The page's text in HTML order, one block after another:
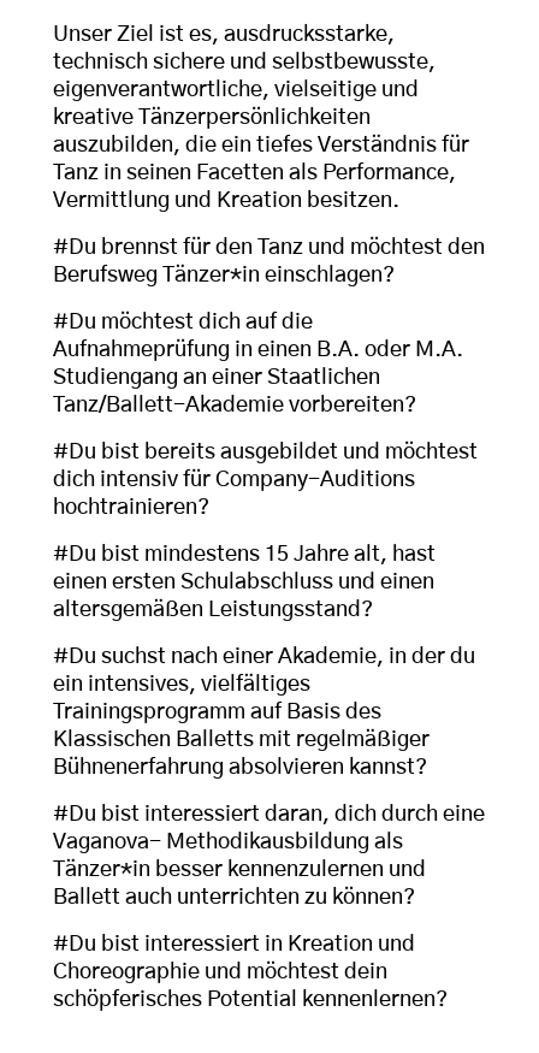
Unser Ziel ist es, ausdrucksstarke,
technisch sichere und selbstbewusste,
eigenverantwortliche, vielseitige und
kreative Tänzerpersönlichkeiten
auszubilden, die ein tiefes Verständnis für
Tanz in seinen Facetten als Performance,
Vermittlung und Kreation besitzen.
#Du brennst für den Tanz und möchtest den
Berufsweg Tänzer*in einschlagen?
#Du möchtest dich auf die
Aufnahmeprüfung in einen B.A. oder M.A.
Studiengang an einer Staatlichen
Tanz/Ballett-Akademie vorbereiten?
#Du bist bereits ausgebildet und möchtest
dich intensiv für Company-Auditions
hochtrainieren?
#Du bist mindestens 15 Jahre alt, hast
einen ersten Schulabschluss und einen
altersgemäßen Leistungsstand?
#Du suchst nach einer Akademie, in der du
ein intensives, vielfältiges
Trainingsprogramm auf Basis des
Klassischen Balletts mit regelmäßiger
Bühnenerfahrung absolvieren kannst?
#Du bist interessiert daran, dich durch eine
Vaganova- Methodikausbildung als
Tänzer*in besser kennenzulernen und
Ballett auch unterrichten zu können?
#Du bist interessiert in Kreation und
Choreographie und möchtest dein
schöpferisches Potential kennenlernen?